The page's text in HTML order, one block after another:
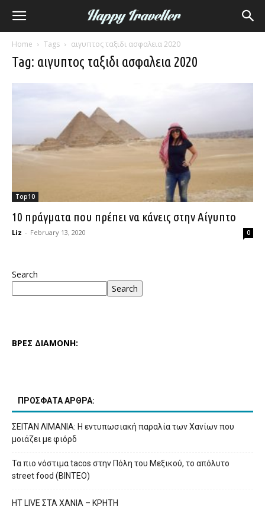
Home Tags αιγυπτος ταξιδι ασφαλεια 2020
Tag: αιγυπτος ταξιδι ασφαλεια 2020
Top10
10 πράγματα που πρέπει να κάνεις στην Αίγυπτο
Liz - February 13, 2020 0
Search
Search
ΒΡΕΣ ΔΙΑΜΟΝΗ:
ΠΡΟΣΦΑΤΑ ΑΡΘΡΑ:
ΣΕΙΤΑΝ ΛΙΜΑΝΙΑ: Η εντυπωσιακή παραλία των Χανίων που
μοιάζει με φιόρδ
Τα πιο νόστιμα tacos στην Πόλη του Μεξικού, το απόλυτο
street food (ΒΙΝΤΕΟ)
HT LIVE ΣΤΑ ΧΑΝΙΑ – ΚΡΗΤΗ